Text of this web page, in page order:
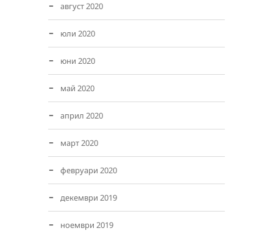
август 2020
юли 2020
юни 2020
май 2020
април 2020
март 2020
февруари 2020
декември 2019
ноември 2019